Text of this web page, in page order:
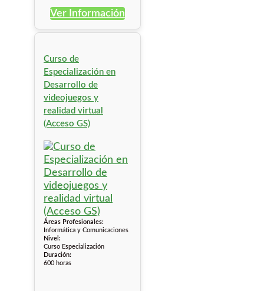
Ver Información
Curso de
Especialización en
Desarrollo de
videojuegos y
realidad virtual
(Acceso GS)
Áreas Profesionales:
Informática y Comunicaciones
Nivel:
Curso Especialización
Duración:
600 horas